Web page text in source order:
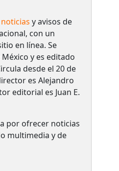
noticias y avisos de
con un
en línea. Se
y es editado
desde el 20 de
es Alejandro
editorial es Juan E.
por ofrecer noticias
multimedia y de